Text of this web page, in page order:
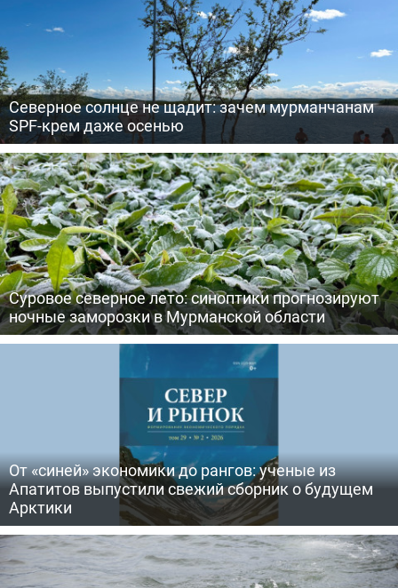
Северное солнце не щадит: зачем мурманчанам
SPF-крем даже осенью
Суровое северное лето: синоптики прогнозируют
ночные заморозки в Мурманской области
От «синей» экономики до рангов: ученые из
Апатитов выпустили свежий сборник о будущем
Арктики